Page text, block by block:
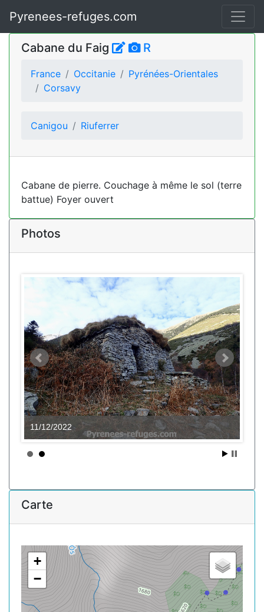
Pyrenees-refuges.com
Cabane du Faig R
France Occitanie
Pyrénées-Orientales
Corsavy
Canigou Riuferrer
Cabane de pierre. Couchage à même le sol (terre
battue) Foyer ouvert
Photos
11/12/2022
Carte
+
−